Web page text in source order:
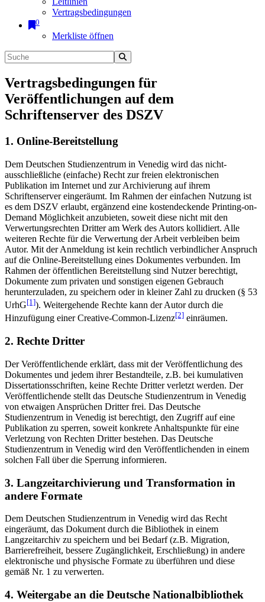
Vertragsbedingungen
0
Merkliste öffnen
Vertragsbedingungen für
Veröffentlichungen auf dem
Schriftenserver des DSZV
1. Online-Bereitstellung
Dem Deutschen Studienzentrum in Venedig wird das nicht-
ausschließliche (einfache) Recht zur freien elektronischen
Publikation im Internet und zur Archivierung auf ihrem
Schriftenserver eingeräumt. Im Rahmen der einfachen Nutzung ist
es dem DSZV erlaubt, ergänzend eine kostendeckende Printing-on-
Demand Möglichkeit anzubieten, soweit diese nicht mit den
Verwertungsrechten Dritter am Werk des Autors kollidiert. Alle
weiteren Rechte für die Verwertung der Arbeit verbleiben beim
Autor. Mit der Anmeldung ist kein rechtlich verbindlicher Anspruch
auf die Online-Bereitstellung eines Dokumentes verbunden. Im
Rahmen der öffentlichen Bereitstellung sind Nutzer berechtigt,
Dokumente zum privaten und sonstigen eigenen Gebrauch
herunterzuladen, zu speichern oder in kleiner Zahl zu drucken (§ 53
UrhG[1]). Weitergehende Rechte kann der Autor durch die
Hinzufügung einer Creative-Common-Lizenz[2] einräumen.
2. Rechte Dritter
Der Veröffentlichende erklärt, dass mit der Veröffentlichung des
Dokumentes und jedem ihrer Bestandteile, z.B. bei kumulativen
Dissertationsschriften, keine Rechte Dritter verletzt werden. Der
Veröffentlichende stellt das Deutsche Studienzentrum in Venedig
von etwaigen Ansprüchen Dritter frei. Das Deutsche
Studienzentrum in Venedig ist berechtigt, den Zugriff auf eine
Publikation zu sperren, soweit konkrete Anhaltspunkte für eine
Verletzung von Rechten Dritter bestehen. Das Deutsche
Studienzentrum in Venedig wird den Veröffentlichenden in einem
solchen Fall über die Sperrung informieren.
3. Langzeitarchivierung und Transformation in
andere Formate
Dem Deutschen Studienzentrum in Venedig wird das Recht
eingeräumt, das Dokument durch die Bibliothek in einem
Langzeitarchiv zu speichern und bei Bedarf (z.B. Migration,
Barrierefreiheit, bessere Zugänglichkeit, Erschließung) in andere
elektronische und physische Formate zu überführen und diese
gemäß Nr. 1 zu verwerten.
4. Weitergabe an die Deutsche Nationalbibliothek